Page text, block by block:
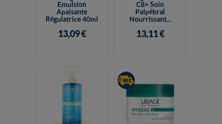
Emulsion
Apaisante
Régulatrice 40ml
13,09 €
C8+ Soin
Palpébral
Nourrissant...
13,11 €